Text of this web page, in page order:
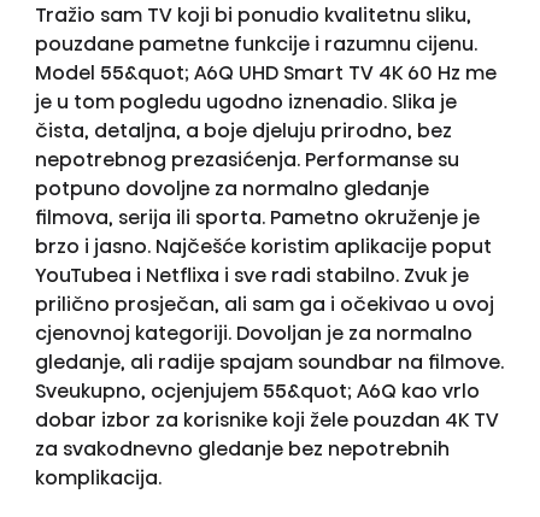
Tražio sam TV koji bi ponudio kvalitetnu sliku,
pouzdane pametne funkcije i razumnu cijenu.
Model 55&quot; A6Q UHD Smart TV 4K 60 Hz me
je u tom pogledu ugodno iznenadio. Slika je
čista, detaljna, a boje djeluju prirodno, bez
nepotrebnog prezasićenja. Performanse su
potpuno dovoljne za normalno gledanje
filmova, serija ili sporta. Pametno okruženje je
brzo i jasno. Najčešće koristim aplikacije poput
YouTubea i Netflixa i sve radi stabilno. Zvuk je
prilično prosječan, ali sam ga i očekivao u ovoj
cjenovnoj kategoriji. Dovoljan je za normalno
gledanje, ali radije spajam soundbar na filmove.
Sveukupno, ocjenjujem 55&quot; A6Q kao vrlo
dobar izbor za korisnike koji žele pouzdan 4K TV
za svakodnevno gledanje bez nepotrebnih
komplikacija.